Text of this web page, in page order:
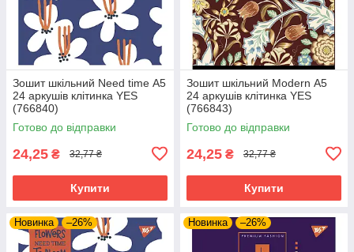
Зошит шкільний Need time А5
24 аркушів клітинка YES
(766840)
Готово до відправки
24,25 ₴ 32,77 ₴
Купити
Зошит шкільний Modern А5
24 аркушів клітинка YES
(766843)
Готово до відправки
24,25 ₴ 32,77 ₴
Купити
Новинка –26% Новинка –26%